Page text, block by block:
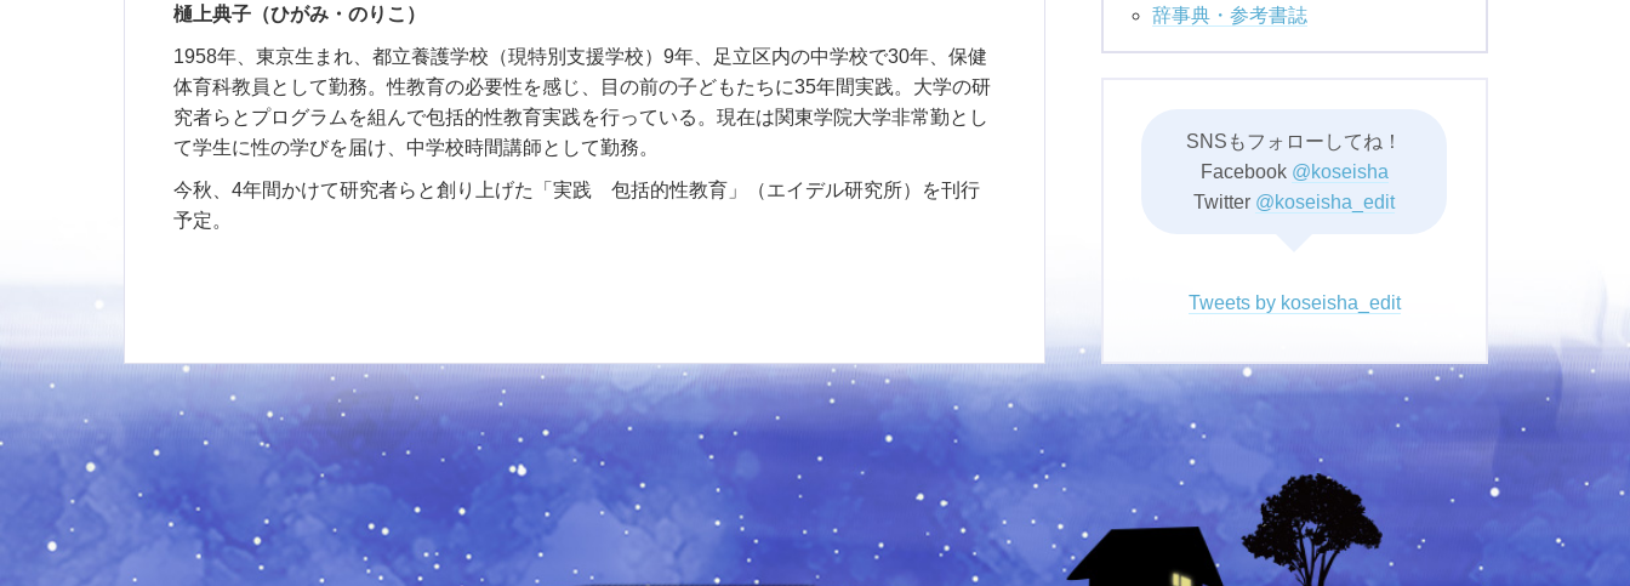
樋上典子（ひがみ・のりこ）
1958年、東京生まれ、都立養護学校（現特別支援学校）9年、足立区内の中学校で30年、保健
体育科教員として勤務。性教育の必要性を感じ、目の前の子どもたちに35年間実践。大学の研
究者らとプログラムを組んで包括的性教育実践を行っている。現在は関東学院大学非常勤とし
て学生に性の学びを届け、中学校時間講師として勤務。
今秋、4年間かけて研究者らと創り上げた「実践 包括的性教育」（エイデル研究所）を刊行
予定。
辞事典・参考書誌
SNSもフォローしてね！
Facebook @koseisha
Twitter @koseisha_edit
Tweets by koseisha_edit